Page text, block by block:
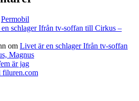
Permobil
schlager Ifrån tv-soffan till Cirkus –
om Livet är en schlager Ifrån tv-soffan
Magnus
är jag
filuren.com